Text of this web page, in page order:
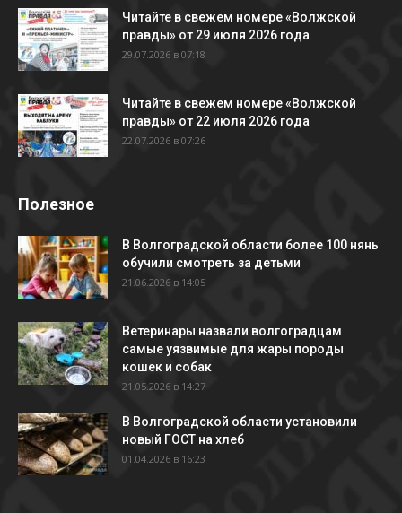
Читайте в свежем номере «Волжской
правды» от 29 июля 2026 года
29.07.2026 в 07:18
Читайте в свежем номере «Волжской
правды» от 22 июля 2026 года
22.07.2026 в 07:26
Полезное
В Волгоградской области более 100 нянь
обучили смотреть за детьми
21.06.2026 в 14:05
Ветеринары назвали волгоградцам
самые уязвимые для жары породы
кошек и собак
21.05.2026 в 14:27
В Волгоградской области установили
новый ГОСТ на хлеб
01.04.2026 в 16:23